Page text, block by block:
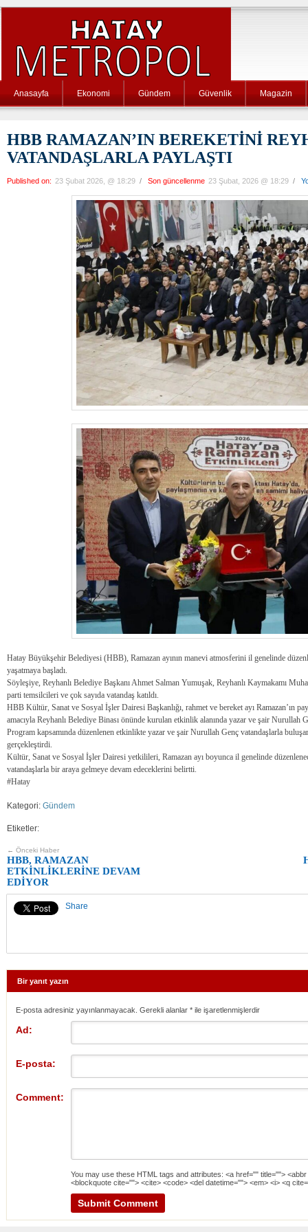
Anasayfa Ekonomi Gündem Güvenlik Magazin
HBB RAMAZAN’IN BEREKETİNİ
VATANDAŞLARLA PAYLAŞTI
Published on: 23 Şubat 2026, @ 18:29 / Son güncellenme 23 Şubat, 2026 @ 18:29 /
Hatay Büyükşehir Belediyesi (HBB), Ramazan ayının manevi atmosferini il genelinde
yaşatmaya başladı.
Söyleşiye, Reyhanlı Belediye Başkanı Ahmet Salman Yumuşak, Reyhanlı Kaymakamı
parti temsilcileri ve çok sayıda vatandaş katıldı.
HBB Kültür, Sanat ve Sosyal İşler Dairesi Başkanlığı, rahmet ve bereket ayı Ramazan’ın
amacıyla Reyhanlı Belediye Binası önünde kurulan etkinlik alanında yazar ve şair Nurullah
Program kapsamında düzenlenen etkinlikte yazar ve şair Nurullah Genç vatandaşlarla
gerçekleştirdi.
Kültür, Sanat ve Sosyal İşler Dairesi yetkilileri, Ramazan ayı boyunca il genelinde
vatandaşlarla bir araya gelmeye devam edeceklerini belirtti.
#Hatay
Kategori: Gündem
Etiketler:
← Önceki Haber
HBB, RAMAZAN
ETKİNLİKLERİNE DEVAM
EDİYOR
Share
Bir yanıt yazın
E-posta adresiniz yayınlanmayacak. Gerekli alanlar * ile işaretlenmişlerdir
Ad:
E-posta:
Comment:
You may use these HTML tags and attributes: <a href="" title="">
<blockquote cite=""> <cite> <code> <del datetime=""> <em> <i> <q